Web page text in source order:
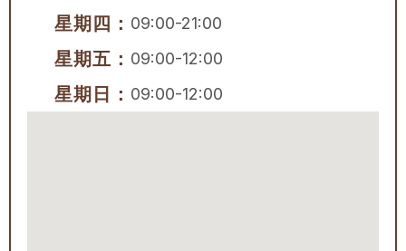
星期四： 09:00-21:00
星期五： 09:00-12:00
星期日： 09:00-12:00